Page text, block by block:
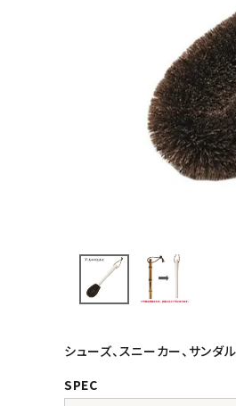
インナー・下着・ナイトウェア
シューズ、スニーカー、サン
SPEC